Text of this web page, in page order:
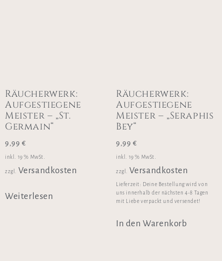
Räucherwerk:
Aufgestiegene
Meister – „St.
Germain“
9,99 €
inkl. 19 % MwSt.
zzgl. Versandkosten
Weiterlesen
Räucherwerk:
Aufgestiegene
Meister – „Seraphis
Bey“
9,99 €
inkl. 19 % MwSt.
zzgl. Versandkosten
Lieferzeit: Deine Bestellung wird von
uns innerhalb der nächsten 4-8 Tagen
mit Liebe verpackt und versendet!
In den Warenkorb